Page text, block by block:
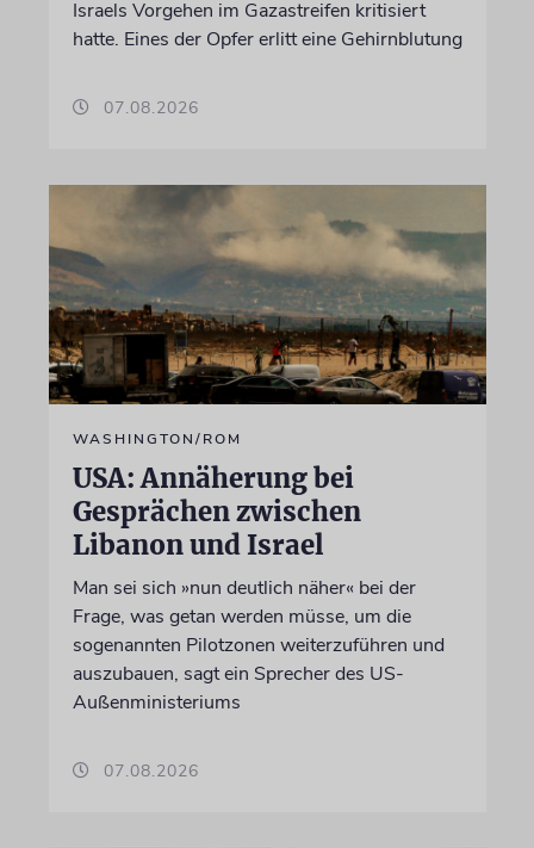
Israels Vorgehen im Gazastreifen kritisiert
hatte. Eines der Opfer erlitt eine Gehirnblutung
07.08.2026
WASHINGTON/ROM
USA: Annäherung bei
Gesprächen zwischen
Libanon und Israel
Man sei sich »nun deutlich näher« bei der
Frage, was getan werden müsse, um die
sogenannten Pilotzonen weiterzuführen und
auszubauen, sagt ein Sprecher des US-
Außenministeriums
07.08.2026